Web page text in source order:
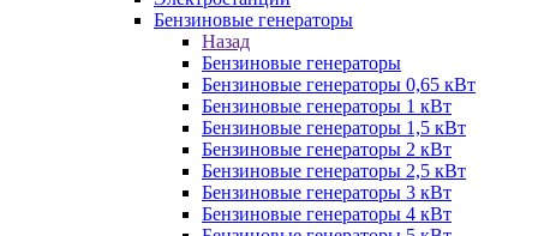
Бензиновые генераторы
Назад
Бензиновые генераторы
Бензиновые генераторы 0,65 кВт
Бензиновые генераторы 1 кВт
Бензиновые генераторы 1,5 кВт
Бензиновые генераторы 2 кВт
Бензиновые генераторы 2,5 кВт
Бензиновые генераторы 3 кВт
Бензиновые генераторы 4 кВт